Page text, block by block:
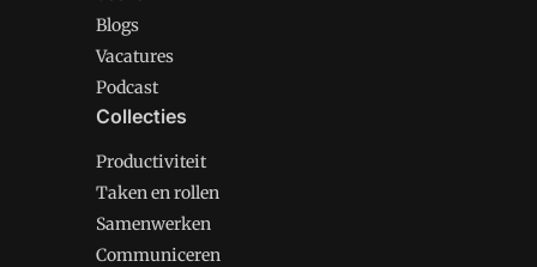
Blogs
Vacatures
Podcast
Collecties
Productiviteit
Taken en rollen
Samenwerken
Communiceren